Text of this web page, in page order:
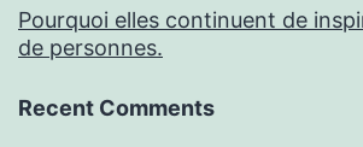
Pourquoi elles continuent de
de personnes.
Recent Comments